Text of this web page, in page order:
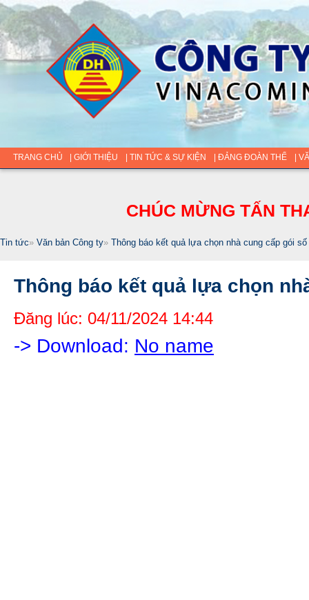
TRANG CHỦ | GIỚI THIỆU | TIN TỨC & SỰ KIỆN | ĐẢNG ĐOÀN THỂ |
CHÚC MỪNG TẤN
Tin tức» Văn bản Công ty» Thông báo kết quả lựa chọn nhà cung cấp gói số
Thông báo kết quả lựa chọn
Đăng lúc: 04/11/2024 14:44
-> Download: No name